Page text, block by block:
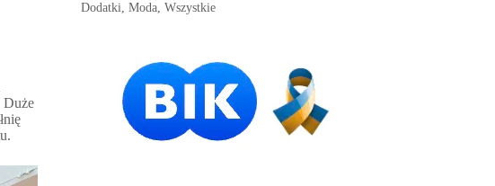
Duże
Dodatki,Moda,Wszystkie